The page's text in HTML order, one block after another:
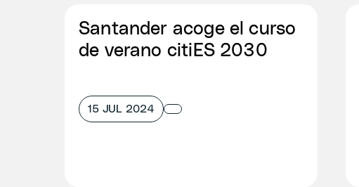
Santander acoge el curso
de verano citiES 2030
15 JUL 2024